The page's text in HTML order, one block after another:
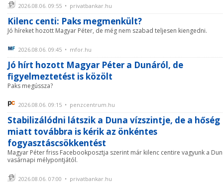
2026.08.06. 09:55 • privatbankar.hu
Kilenc centi: Paks megmenkült?
Jó híreket hozott Magyar Péter, de még nem szabad teljesen kiengedni.
2026.08.06. 09:45 • mfor.hu
Jó hírt hozott Magyar Péter a Dunáról, de
figyelmeztetést is közölt
Paks megússza?
2026.08.06. 09:15 • penzcentrum.hu
Stabilizálódni látszik a Duna vízszintje, de a hőség
miatt továbbra is kérik az önkéntes
fogyasztáscsökkentést
Magyar Péter friss Facebookposztja szerint már kilenc centire vagyunk a
vasárnapi mélypontjától.
2026.08.06. 07:00 • privatbankar.hu